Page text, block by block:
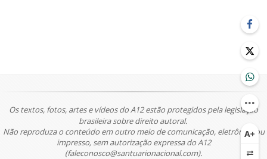
Os textos, fotos, artes e vídeos do A12 estão protegidos pela legislação
brasileira sobre direito autoral.
Não reproduza o conteúdo em outro meio de comunicação, eletrônico ou
impresso, sem autorização expressa do A12
(faleconosco@santuarionacional.com).